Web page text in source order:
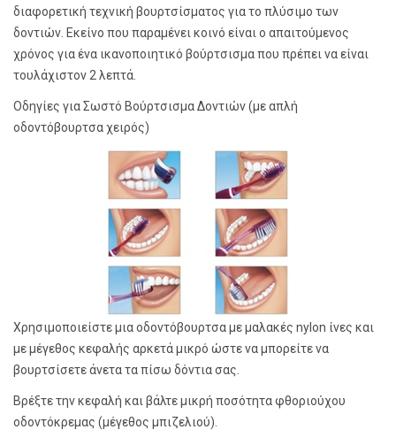
διαφορετική τεχνική βουρτσίσματος για το πλύσιμο των
δοντιών. Εκείνο που παραμένει κοινό είναι ο απαιτούμενος
χρόνος για ένα ικανοποιητικό βούρτσισμα που πρέπει να είναι
τουλάχιστον 2 λεπτά.
Οδηγίες για Σωστό Βούρτσισμα Δοντιών (με απλή
οδοντόβουρτσα χειρός)
Χρησιμοποιείστε μια οδοντόβουρτσα με μαλακές nylon ίνες και
με μέγεθος κεφαλής αρκετά μικρό ώστε να μπορείτε να
βουρτσίσετε άνετα τα πίσω δόντια σας.
Βρέξτε την κεφαλή και βάλτε μικρή ποσότητα φθοριούχου
οδοντόκρεμας (μέγεθος μπιζελιού).